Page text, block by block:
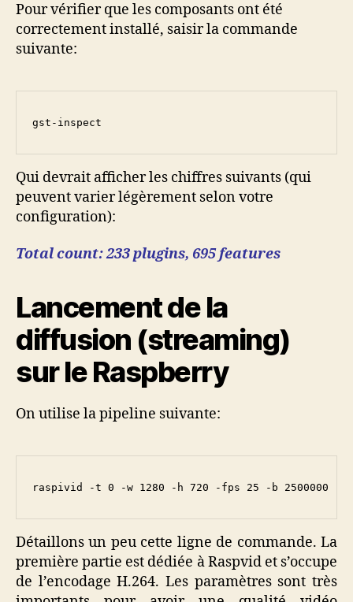
Pour vérifier que les composants ont été
correctement installé, saisir la commande
suivante:
gst-inspect
Qui devrait afficher les chiffres suivants (qui
peuvent varier légèrement selon votre
configuration):
Total count: 233 plugins, 695 features
Lancement de la
diffusion (streaming)
sur le Raspberry
On utilise la pipeline suivante:
raspivid -t 0 -w 1280 -h 720 -fps 25 -b 2500000 -
Détaillons un peu cette ligne de commande. La
première partie est dédiée à Raspvid et s’occupe
de l’encodage H.264. Les paramètres sont très